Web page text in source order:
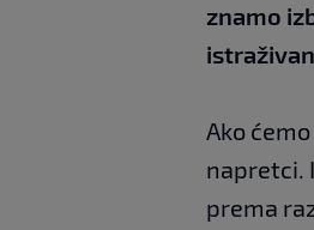
znamo
Ako
napretci.
prema